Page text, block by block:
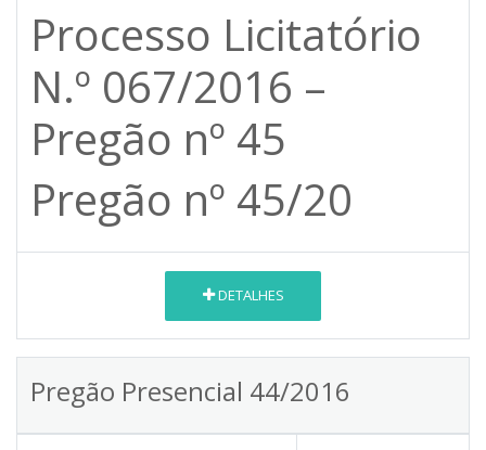
Processo Licitatório
N.º 067/2016 –
Pregão nº 45
Pregão nº 45/20
DETALHES
Pregão Presencial 44/2016